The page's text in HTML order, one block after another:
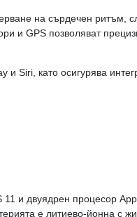
на сърдечен ритъм,
и GPS позволяват
Siri, като осигурява
и двуядрен процесор
е литиево-йонна с